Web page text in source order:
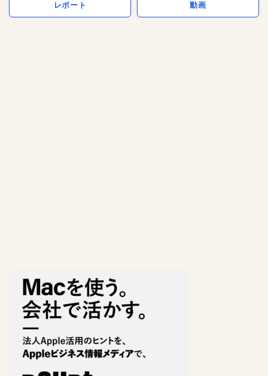
レポート 動画